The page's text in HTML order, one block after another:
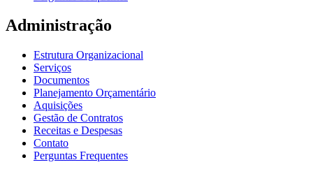
Administração
Estrutura Organizacional
Serviços
Documentos
Planejamento Orçamentário
Aquisições
Gestão de Contratos
Receitas e Despesas
Contato
Perguntas Frequentes